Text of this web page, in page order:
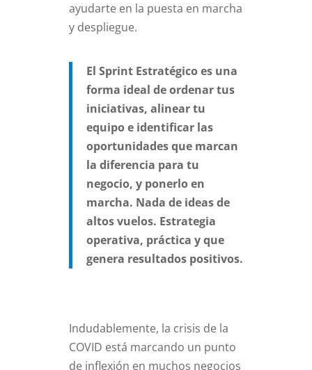
ayudarte en la puesta en marcha
y despliegue.
El Sprint Estratégico es una
forma ideal de ordenar tus
iniciativas, alinear tu
equipo e identificar las
oportunidades que marcan
la diferencia para tu
negocio, y ponerlo en
marcha. Nada de ideas de
altos vuelos. Estrategia
operativa, práctica y que
genera resultados positivos.
Indudablemente, la crisis de la
COVID está marcando un punto
de inflexión en muchos negocios